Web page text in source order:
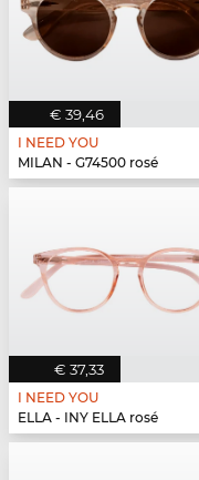
€ 39,46
I NEED YOU
MILAN - G74500 rosé
€ 37,33
I NEED YOU
ELLA - INY ELLA rosé